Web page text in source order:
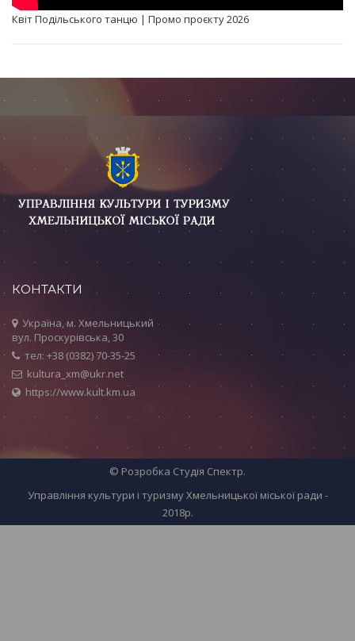
Квіт Подільського танцю | Промо проєкту 2026
КОНТАКТИ
Україна, м. Хмельницький
вул. Проскурівська, 30
тел: +38 (0382) 70-35-25
kultura_xm@ukr.net
https://www.kult.km.ua
© Розробка Студія Спектр.
Управління культури і туризму Хмельницької міської ради -
2018р.